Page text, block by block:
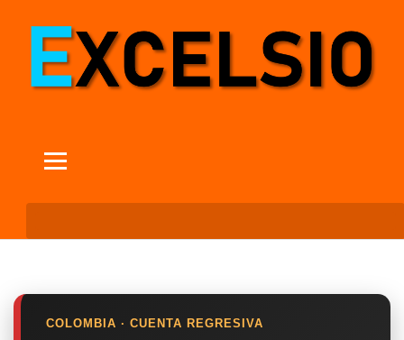
COLOMBIA · CUENTA REGRESIVA